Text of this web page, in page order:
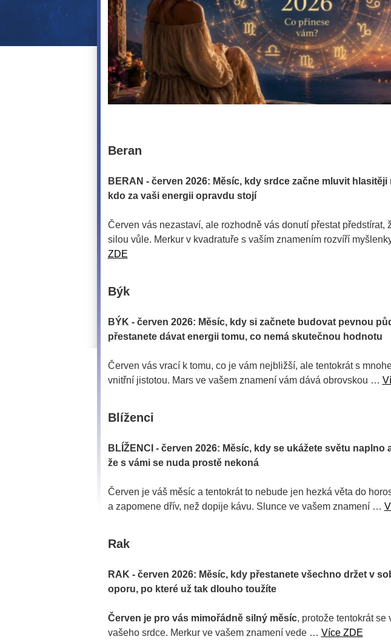
Beran
BERAN - červen 2026: Měsíc, kdy srdce začne mluvit
kdo za vaši energii opravdu stojí
Červen vás nezastaví, ale rozhodně vás donutí přestat předstírat,
silou vůle. Merkur v kvadratuře s vaším znamením rozvíří
ZDE
Býk
BÝK - červen 2026: Měsíc, kdy si začnete budovat pevnou
přestanete dávat energii tomu, co nemá skutečnou hodnotu
Červen vás vrací k tomu, co je vám nejbližší, ale tentokrát s
vnitřní jistotou. Mars ve vašem znamení vám dává obrovskou …
Blíženci
BLÍŽENCI - červen 2026: Měsíc, kdy se ukážete světu
že s vámi se nuda prostě nekoná
Červen je váš měsíc a tentokrát to nebude jen hezká věta do
a zapomene dřív, než dopije kávu. Slunce ve vašem znamení …
Rak
RAK - červen 2026: Měsíc, kdy přestanete všechno držet v
oporu, po které už tak dlouho toužíte
Červen je pro vás mimořádně silný měsíc, protože tentokrát se
vašeho srdce. Merkur ve vašem znamení vede … Více ZDE